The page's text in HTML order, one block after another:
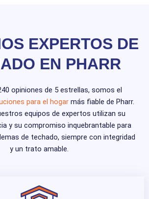
EXPERTOS DE
EN PHARR
opiniones de 5 estrellas, somos el
para el hogarmás fiable de Pharr.
equipos de expertos utilizan su
y su compromiso inquebrantable para
de techado, siempre con integridad
y un trato amable.